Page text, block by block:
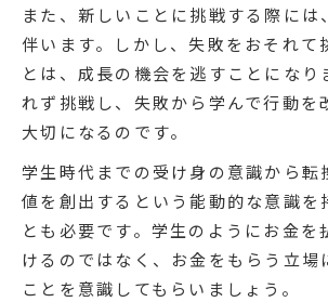
また、新しいことに挑戦する際には
伴います。しかし、失敗をおそれて
とは、成長の機会を逃すことになり
れず挑戦し、失敗から学んで行動を
大切になるのです。
学生時代までの受け身の意識から転
値を創出するという能動的な意識を
とも必要です。学生のようにお金を
けるのではなく、お金をもらう立場
ことを意識してもらいましょう。